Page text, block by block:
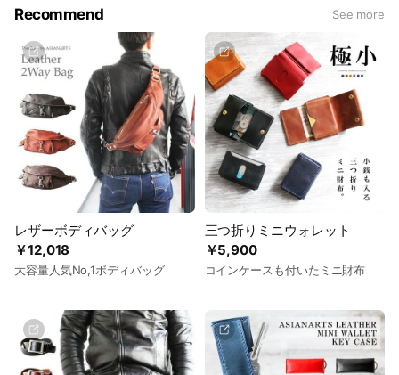
Recommend See more
￥12,018
レザーボディバッグ
大容量人気No,1ボディバッグ
￥5,900
三つ折りミニウォレット
コインケースも付いたミニ財布